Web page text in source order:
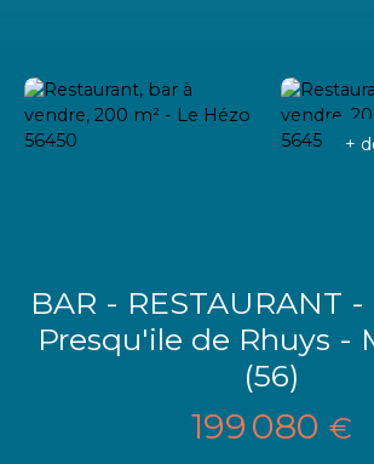
+
BAR - RESTAURANT -
Presqu'ile de Rhuys -
(56)
199 080 €